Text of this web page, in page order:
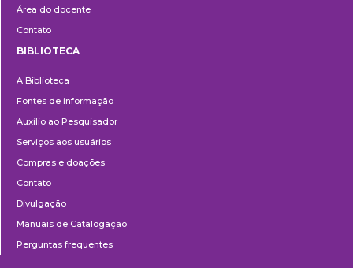
Área do docente
Contato
BIBLIOTECA
A Biblioteca
Fontes de informação
Auxílio ao Pesquisador
Serviços aos usuários
Compras e doações
Contato
Divulgação
Manuais de Catalogação
Perguntas frequentes